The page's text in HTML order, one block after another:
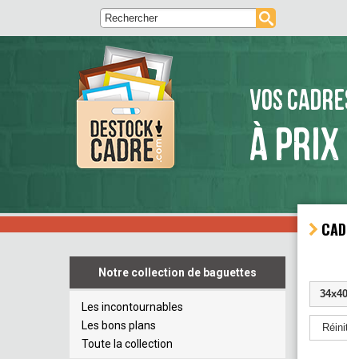
VOS
À
Notre collection de baguettes
Les incontournables
Les bons plans
Toute la collection
34x40